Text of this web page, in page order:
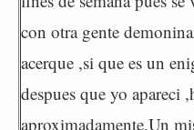
con otra gente
acerque ,si que es un
despues que yo apareci
aproximadamente,Un